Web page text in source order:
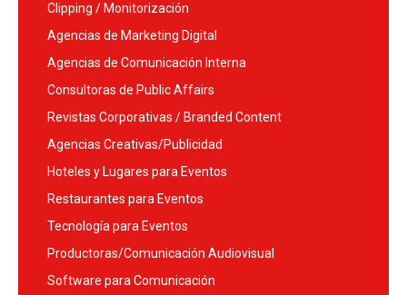
Clipping / Monitorización
Agencias de Marketing Digital
Agencias de Comunicación Interna
Consultoras de Public Affairs
Revistas Corporativas / Branded Content
Agencias Creativas/Publicidad
Hoteles y Lugares para Eventos
Restaurantes para Eventos
Tecnología para Eventos
Productoras/Comunicación Audiovisual
Software para Comunicación